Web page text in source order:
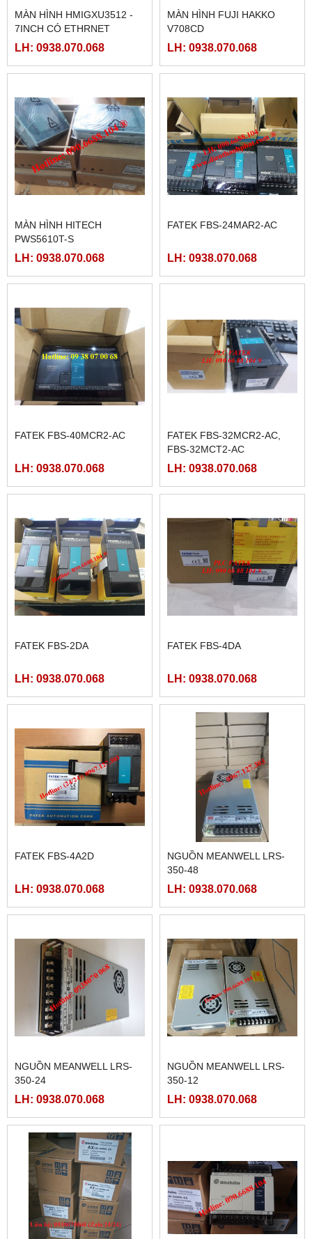
MÀN HÌNH HMIGXU3512 -
7INCH CÓ ETHRNET
LH: 0938.070.068
MÀN HÌNH FUJI HAKKO
V708CD
LH: 0938.070.068
MÀN HÌNH HITECH
PWS5610T-S
LH: 0938.070.068
FATEK FBS-24MAR2-AC
LH: 0938.070.068
FATEK FBS-40MCR2-AC
LH: 0938.070.068
FATEK FBS-32MCR2-AC,
FBS-32MCT2-AC
LH: 0938.070.068
FATEK FBS-2DA
LH: 0938.070.068
FATEK FBS-4DA
LH: 0938.070.068
FATEK FBS-4A2D
LH: 0938.070.068
NGUỒN MEANWELL LRS-
350-48
LH: 0938.070.068
NGUỒN MEANWELL LRS-
350-24
LH: 0938.070.068
NGUỒN MEANWELL LRS-
350-12
LH: 0938.070.068